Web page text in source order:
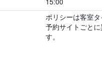
ポリシーは客室
予約サイトごとに
す。